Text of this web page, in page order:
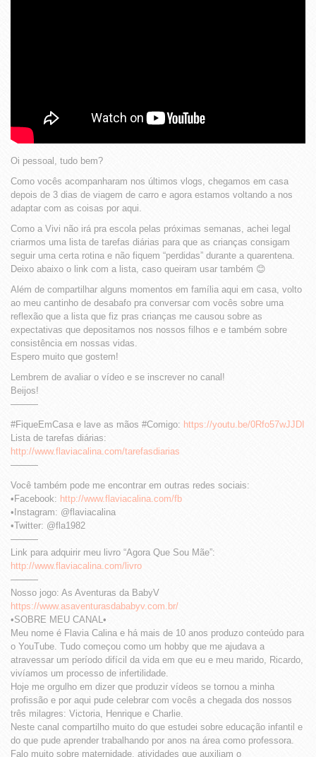
Oi pessoal, tudo bem?
Como vocês acompanharam nos últimos vlogs, chegamos em casa
depois de 3 dias de viagem de carro e agora estamos voltando a nos
adaptar com as coisas por aqui.
Como a Vivi não irá pra escola pelas próximas semanas, achei legal
criarmos uma lista de tarefas diárias para que as crianças consigam
seguir uma certa rotina e não fiquem “perdidas” durante a quarentena.
Deixo abaixo o link com a lista, caso queiram usar também 😊
Além de compartilhar alguns momentos em família aqui em casa, volto
ao meu cantinho de desabafo pra conversar com vocês sobre uma
reflexão que a lista que fiz pras crianças me causou sobre as
expectativas que depositamos nos nossos filhos e e também sobre
consistência em nossas vidas.
Espero muito que gostem!
Lembrem de avaliar o vídeo e se inscrever no canal!
Beijos!
———
#FiqueEmCasa e lave as mãos #Comigo: https://youtu.be/0Rfo57wJJDI
Lista de tarefas diárias:
http://www.flaviacalina.com/tarefasdiarias
———
Você também pode me encontrar em outras redes sociais:
•Facebook: http://www.flaviacalina.com/fb
•Instagram: @flaviacalina
•Twitter: @fla1982
———
Link para adquirir meu livro “Agora Que Sou Mãe”:
http://www.flaviacalina.com/livro
———
Nosso jogo: As Aventuras da BabyV
https://www.asaventurasdababyv.com.br/
•SOBRE MEU CANAL•
Meu nome é Flavia Calina e há mais de 10 anos produzo conteúdo para
o YouTube. Tudo começou como um hobby que me ajudava a
atravessar um período difícil da vida em que eu e meu marido, Ricardo,
vivíamos um processo de infertilidade.
Hoje me orgulho em dizer que produzir vídeos se tornou a minha
profissão e por aqui pude celebrar com vocês a chegada dos nossos
três milagres: Victoria, Henrique e Charlie.
Neste canal compartilho muito do que estudei sobre educação infantil e
do que pude aprender trabalhando por anos na área como professora.
Falo muito sobre maternidade, atividades que auxiliam o